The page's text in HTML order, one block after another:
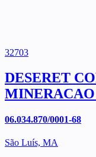
32703
DESERET
06.034.870/0001-68
São Luís, MA